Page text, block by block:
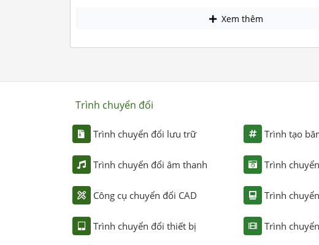
Xem thêm
Trình chuyển đổi
Trình chuyển đổi lưu trữ
Trình chuyển đổi âm thanh
Công cụ chuyển đổi CAD
Trình chuyển đổi thiết bị
Trình tạo
Trình
Trình
Trình